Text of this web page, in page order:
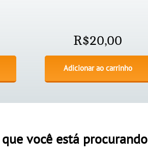
R$20,00
Adicionar ao carrinho
você está procurando